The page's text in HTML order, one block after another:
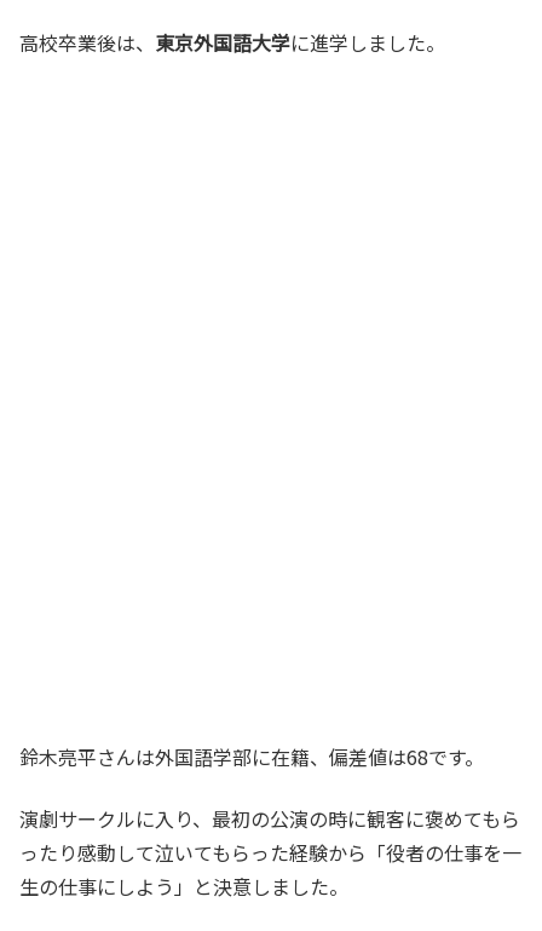
高校卒業後は、 東京外国語大学に進学しました。
鈴木亮平さんは外国語学部に在籍、偏差値は68です。
演劇サークルに入り、最初の公演の時に観客に褒めてもら
ったり感動して泣いてもらった経験から「役者の仕事を一
生の仕事にしよう」と決意しました。